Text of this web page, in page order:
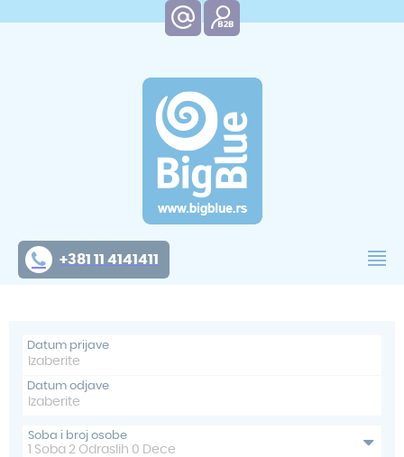
+381 11 4141411
Datum prijave
Datum odjave
Soba i broj osobe
Soba 2 Odraslih 0 Dece